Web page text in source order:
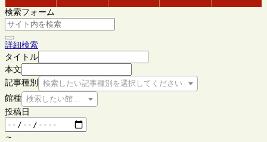
検索フォーム
詳細検索
タイトル
本文
記事種別
検索したい記事種別を選択してください
館種 検索したい館種を選択してください
投稿日
～